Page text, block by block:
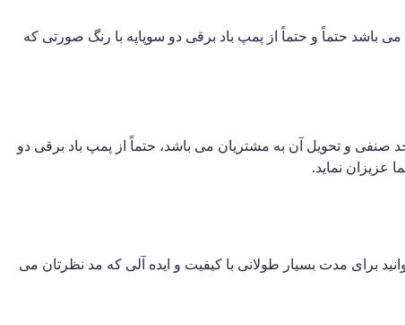
باشد حتماً و حتماً از پمپ باد برقی دو سوپاپه با رنگ صورتی که
صنفی و تحویل آن به مشتریان می باشد، حتماً از پمپ باد برقی دو
برای مدت بسیار طولانی با کیفیت و ایده آلی که مد نظرتان می